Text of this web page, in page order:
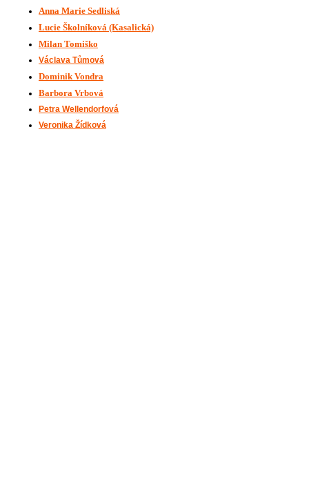
Anna Marie Sedliská
Lucie Školníková (Kasalická)
Milan Tomiško
Václava Tůmová
Dominik Vondra
Barbora Vrbová
Petra Wellendorfová
Veronika Žídková